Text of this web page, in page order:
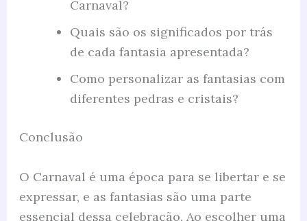
Carnaval?
Quais são os significados por trás
de cada fantasia apresentada?
Como personalizar as fantasias com
diferentes pedras e cristais?
Conclusão
O Carnaval é uma época para se libertar e se
expressar, e as fantasias são uma parte
essencial dessa celebração. Ao escolher uma